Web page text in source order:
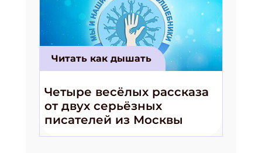
Читать как дышать
Четыре весёлых рассказа
от двух серьёзных
писателей из Москвы